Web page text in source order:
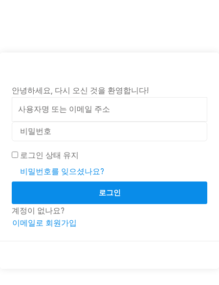
안녕하세요, 다시 오신 것을 환영합니다!
로그인 상태 유지
비밀번호를 잊으셨나요?
로그인
계정이 없나요?
이메일로 회원가입